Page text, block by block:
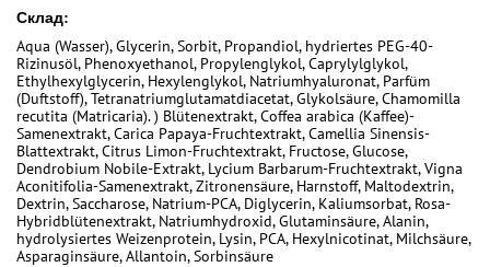
Склад:
Aqua (Wasser), Glycerin, Sorbit, Propandiol, hydriertes PEG-40-
Rizinusöl, Phenoxyethanol, Propylenglykol, Caprylylglykol,
Ethylhexylglycerin, Hexylenglykol, Natriumhyaluronat, Parfüm
(Duftstoff), Tetranatriumglutamatdiacetat, Glykolsäure, Chamomilla
recutita (Matricaria). ) Blütenextrakt, Coffea arabica (Kaffee)-
Samenextrakt, Carica Papaya-Fruchtextrakt, Camellia Sinensis-
Blattextrakt, Citrus Limon-Fruchtextrakt, Fructose, Glucose,
Dendrobium Nobile-Extrakt, Lycium Barbarum-Fruchtextrakt, Vigna
Aconitifolia-Samenextrakt, Zitronensäure, Harnstoff, Maltodextrin,
Dextrin, Saccharose, Natrium-PCA, Diglycerin, Kaliumsorbat, Rosa-
Hybridblütenextrakt, Natriumhydroxid, Glutaminsäure, Alanin,
hydrolysiertes Weizenprotein, Lysin, PCA, Hexylnicotinat, Milchsäure,
Asparaginsäure, Allantoin, Sorbinsäure